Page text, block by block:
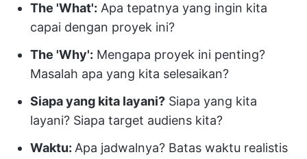
The 'What': Apa tepatnya yang ingin kita
capai dengan proyek ini?
The 'Why': Mengapa proyek ini penting?
Masalah apa yang kita selesaikan?
Siapa yang kita layani? Siapa yang kita
layani? Siapa target audiens kita?
Waktu: Apa jadwalnya? Batas waktu realistis